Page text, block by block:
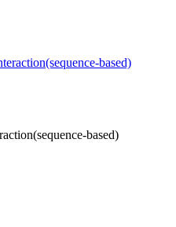
based)